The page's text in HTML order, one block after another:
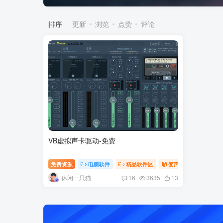
排序 更新 浏览 点赞 评论
VB虚拟声卡驱动-免费
免费资源 电脑软件 精品软件区 变声器
休闲一只猫 16 3635 13